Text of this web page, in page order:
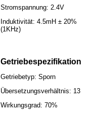
Stromspannung: 2.4V
Induktivität: 4.5mH ± 20%
(1KHz)
Getriebespezifikation
Getriebetyp: Sporn
Übersetzungsverhältnis: 13
Wirkungsgrad: 70%